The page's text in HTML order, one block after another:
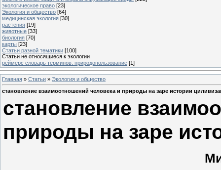
экологическое право [23]
Экология и общество [64]
медицинская экология [30]
растения [19]
животные [33]
биология [70]
карты [23]
Статьи разной тематики [100]
Статьи не относящиеся к экологии
реймерс словарь терминов. природопользование [1]
Главная » Статьи » Экология и общество
становление взаимоотношений человека и природы на заре истории
становление
природы на заре